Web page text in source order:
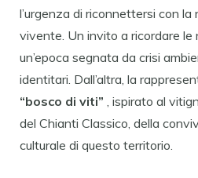
l’urgenza di riconnettersi con la
vivente. Un invito a ricordare le
un’epoca segnata da crisi
identitari. Dall’altra, la
“bosco di viti” , ispirato al
del Chianti Classico, della
culturale di questo territorio.